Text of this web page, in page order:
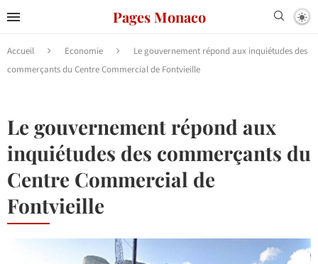
Pages Monaco
Accueil Economie
Le gouvernement répond aux inquiétudes des
commerçants du Centre Commercial de Fontvieille
Le gouvernement répond aux
inquiétudes des commerçants du
Centre Commercial de
Fontvieille